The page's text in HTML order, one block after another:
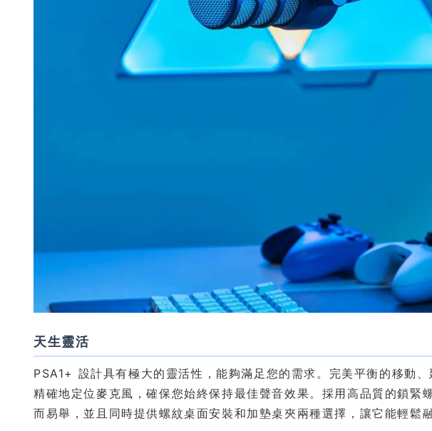
天生靈活
PSA1+ 設計具有極大的靈活性，能夠滿足您的需求。完美平衡的移動
精確地定位麥克風，確保您始終保持最佳聲音效果。採用高品質的鎖緊
而易舉，並且同時提供螺紋桌面安裝和加墊桌夾兩種選擇，讓它能輕鬆